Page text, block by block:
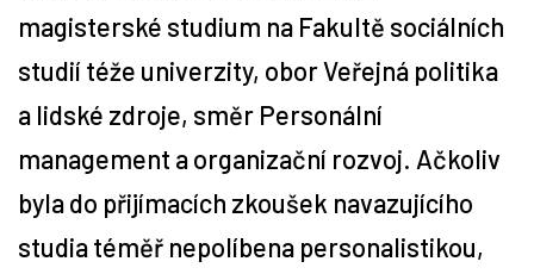
Seriály
Tipy
Časopis
magisterské studium na Fakultě sociálních
studií téže univerzity, obor Veřejná politika
a lidské zdroje, směr Personální
management a organizační rozvoj. Ačkoliv
byla do přijímacích zkoušek navazujícího
studia téměř nepolíbena personalistikou,